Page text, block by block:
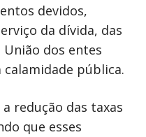
devidos,
da dívida, das
União dos entes
pública.
redução das taxas
que esses